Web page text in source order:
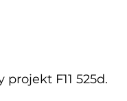
F11 525d.